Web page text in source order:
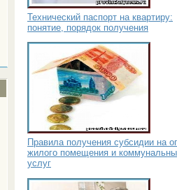
Технический паспорт на квартиру:
понятие, порядок получения
Правила получения субсидии на
жилого помещения и
услуг